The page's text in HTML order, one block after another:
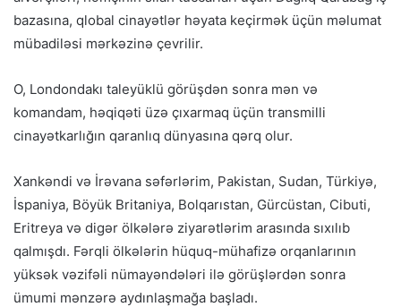
bazasına, qlobal cinayətlər həyata keçirmək üçün məlumat
mübadiləsi mərkəzinə çevrilir.
O, Londondakı taleyüklü görüşdən sonra mən və
komandam, həqiqəti üzə çıxarmaq üçün transmilli
cinayətkarlığın qaranlıq dünyasına qərq olur.
Xankəndi və İrəvana səfərlərim, Pakistan, Sudan, Türkiyə,
İspaniya, Böyük Britaniya, Bolqarıstan, Gürcüstan, Cibuti,
Eritreya və digər ölkələrə ziyarətlərim arasında sıxılıb
qalmışdı. Fərqli ölkələrin hüquq-mühafizə orqanlarının
yüksək vəzifəli nümayəndələri ilə görüşlərdən sonra
ümumi mənzərə aydınlaşmağa başladı.